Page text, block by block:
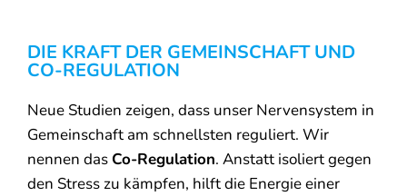
DIE KRAFT DER GEMEINSCHAFT UND
CO-REGULATION
Neue Studien zeigen, dass unser Nervensystem in
Gemeinschaft am schnellsten reguliert. Wir
nennen das Co-Regulation. Anstatt isoliert gegen
den Stress zu kämpfen, hilft die Energie einer